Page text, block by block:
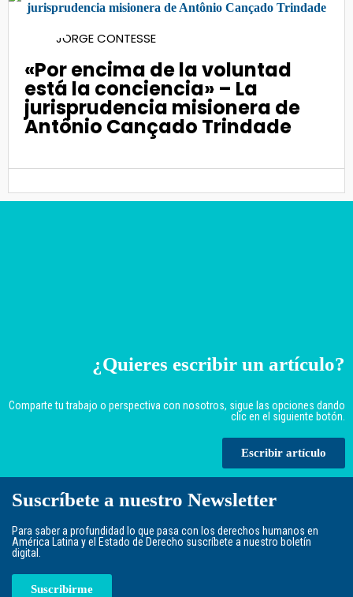
22JORGE CONTESSE
«Por encima de la voluntad
está la conciencia» – La
jurisprudencia misionera de
Antônio Cançado Trindade
¿Quieres escribir un artículo?
Comparte tu trabajo o perspectiva con nosotros, sigue las opciones dando
clic en el siguiente botón.
Escribir artículo
Suscríbete a nuestro Newsletter
Para saber a profundidad lo que pasa con los derechos humanos en
América Latina y el Estado de Derecho suscríbete a nuestro boletín
digital.
Suscribirme